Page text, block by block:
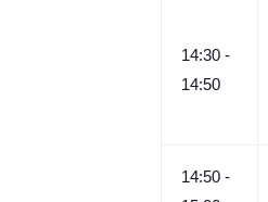
14:30 -
14:50
14:50 -